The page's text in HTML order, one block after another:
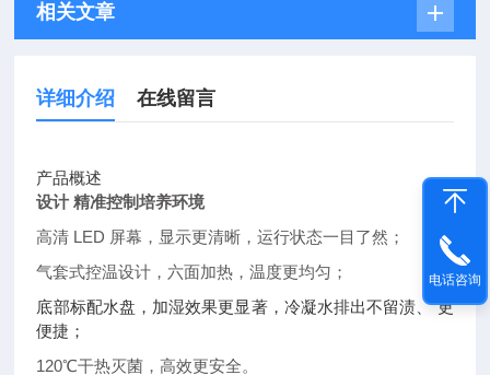
相关文章
详细介绍 在线留言
产品概述
设计 精准控制培养环境
高清 LED 屏幕，显示更清晰，运行状态一目了然；
气套式控温设计，六面加热，温度更均匀；
底部标配水盘，加湿效果更显著，冷凝水排出不留渍、 更
便捷；
120℃干热灭菌，高效更安全。
电话咨询